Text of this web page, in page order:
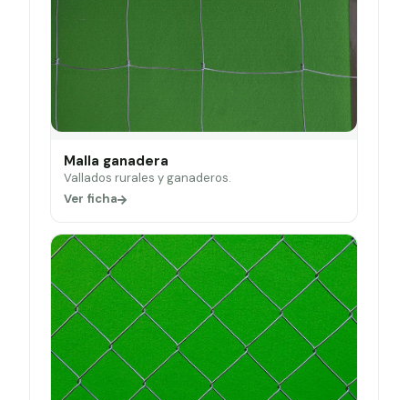
Malla ganadera
Vallados rurales y ganaderos.
Ver ficha